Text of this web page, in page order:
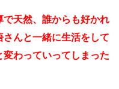
で天然、誰からも好かれ
んと一緒に生活をして
わっていってしまった